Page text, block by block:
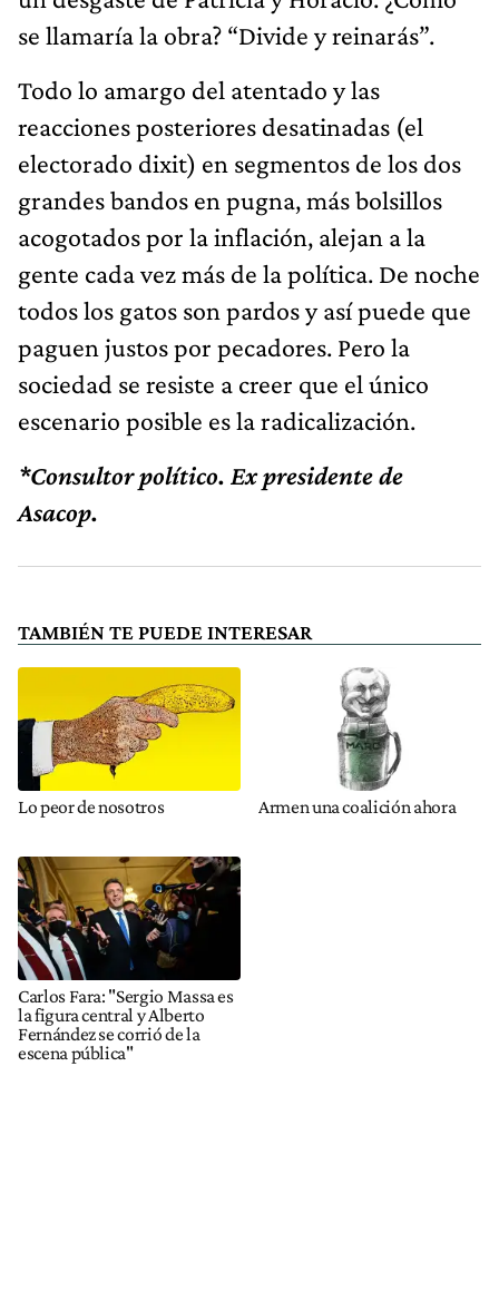
se llamaría la obra? “Divide y reinarás”.
Todo lo amargo del atentado y las
reacciones posteriores desatinadas (el
electorado dixit) en segmentos de los dos
grandes bandos en pugna, más bolsillos
acogotados por la inflación, alejan a la
gente cada vez más de la política. De noche
todos los gatos son pardos y así puede que
paguen justos por pecadores. Pero la
sociedad se resiste a creer que el único
escenario posible es la radicalización.
*Consultor político. Ex presidente de
Asacop.
TAMBIÉN TE PUEDE INTERESAR
Lo peor de nosotros Armen una coalición ahora
Carlos Fara: "Sergio Massa es
la figura central y Alberto
Fernández se corrió de la
escena pública"